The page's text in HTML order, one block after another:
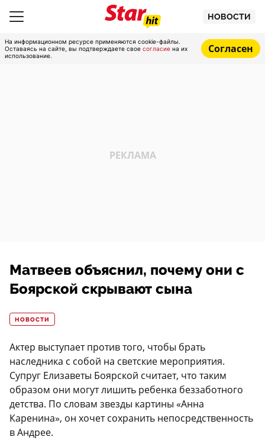
НОВОСТИ
На информационном ресурсе применяются cookie-файлы.
Оставаясь на сайте, вы подтверждаете свое согласие на их
использование.
Согласен
Матвеев объяснил, почему они с
Боярской скрывают сына
НОВОСТИ
Актер выступает против того, чтобы брать
наследника с собой на светские мероприятия.
Супруг Елизаветы Боярской считает, что таким
образом они могут лишить ребенка беззаботного
детства. По словам звезды картины «Анна
Каренина», он хочет сохранить непосредственность
в Андрее.